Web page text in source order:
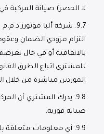
لا الحصر) صيانة المركبة
9.7. شركة ألبا موتورز
التزام مزودي الضمان
بالاتفاقية أو في حال
للمشتري اتباع الطرق
الموردين مباشرة من خلال
9.8. يدرك المشتري أن
صيانة فورية.
9.9. أي معلومات متعلقة